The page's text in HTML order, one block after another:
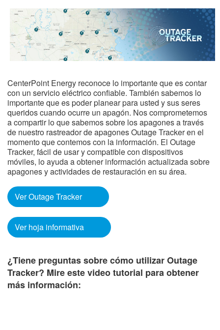
CenterPoint Energy reconoce lo importante que es contar
con un servicio eléctrico confiable. También sabemos lo
importante que es poder planear para usted y sus seres
queridos cuando ocurre un apagón. Nos comprometemos
a compartir lo que sabemos sobre los apagones a través
de nuestro rastreador de apagones Outage Tracker en el
momento que contemos con la información. El Outage
Tracker, fácil de usar y compatible con dispositivos
móviles, lo ayuda a obtener información actualizada sobre
apagones y actividades de restauración en su área.
Ver Outage Tracker
Ver hoja informativa
¿Tiene preguntas sobre cómo utilizar Outage
Tracker? Mire este video tutorial para obtener
más información: